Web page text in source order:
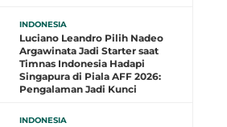
INDONESIA
Luciano Leandro Pilih Nadeo
Argawinata Jadi Starter saat
Timnas Indonesia Hadapi
Singapura di Piala AFF 2026:
Pengalaman Jadi Kunci
INDONESIA